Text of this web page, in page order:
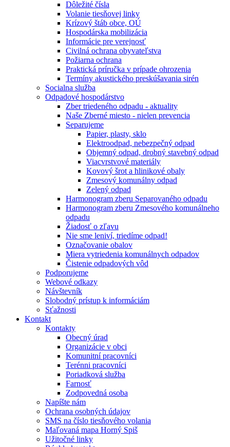
Dôležité čísla
Volanie tiesňovej linky
Krízový štáb obce, OÚ
Hospodárska mobilizácia
Informácie pre verejnosť
Civilná ochrana obyvateľstva
Požiarna ochrana
Praktická príručka v prípade ohrozenia
Termíny akustického preskúšavania sirén
Socialna služba
Odpadové hospodárstvo
Zber triedeného odpadu - aktuality
Naše Zberné miesto - nielen prevencia
Separujeme
Papier, plasty, sklo
Elektroodpad, nebezpečný odpad
Objemný odpad, drobný stavebný odpad
Viacvrstvové materiály
Kovový šrot a hlinikové obaly
Zmesový komunálny odpad
Zelený odpad
Harmonogram zberu Separovaného odpadu
Harmonogram zberu Zmesového komunálneho
odpadu
Žiadosť o zľavu
Nie sme leniví, triedíme odpad!
Označovanie obalov
Miera vytriedenia komunálnych odpadov
Čistenie odpadových vôd
Podporujeme
Webové odkazy
Návštevník
Slobodný prístup k informáciám
Sťažnosti
Kontakt
Kontakty
Obecný úrad
Organizácie v obci
Komunitní pracovníci
Terénni pracovníci
Poriadková služba
Farnosť
Zodpovedná osoba
Napíšte nám
Ochrana osobných údajov
SMS na číslo tiesňového volania
Maľovaná mapa Horný Spiš
Užitočné linky